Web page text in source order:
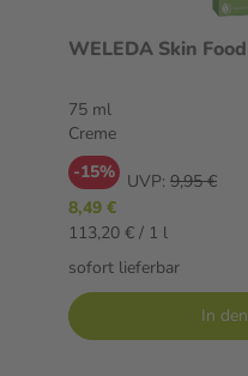
WELEDA Skin
75 ml
Creme
-15% UVP: 9,95 €
8,49 €
113,20 € / 1 l
sofort lieferbar
In